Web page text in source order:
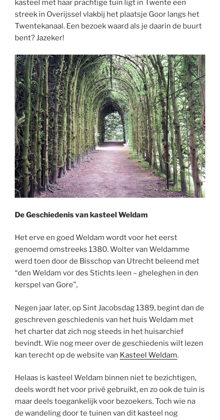
kasteel met haar prachtige tuin ligt in Twente een
streek in Overijssel vlakbij het plaatsje Goor langs het
Twentekanaal. Een bezoek waard als je daarin de buurt
bent? Jazeker!
De Geschiedenis van kasteel Weldam
Het erve en goed Weldam wordt voor het eerst
genoemd omstreeks 1380. Wolter van Weldamme
werd toen door de Bisschop van Utrecht beleend met
“den Weldam vor des Stichts leen – gheleghen in den
kerspel van Gore”,
Negen jaar later, op Sint Jacobsdag 1389, begint dan de
geschreven geschiedenis van het huis Weldam met
het charter dat zich nog steeds in het huisarchief
bevindt. Wie nog meer over de geschiedenis wilt lezen
kan terecht op de website van Kasteel Weldam.
Helaas is kasteel Weldam binnen niet te bezichtigen,
deels wordt het voor privé gebruikt, en zo ook de tuin is
maar deels toegankelijk voor bezoekers. Toch wie na
de wandeling door te tuinen van dit kasteel nog